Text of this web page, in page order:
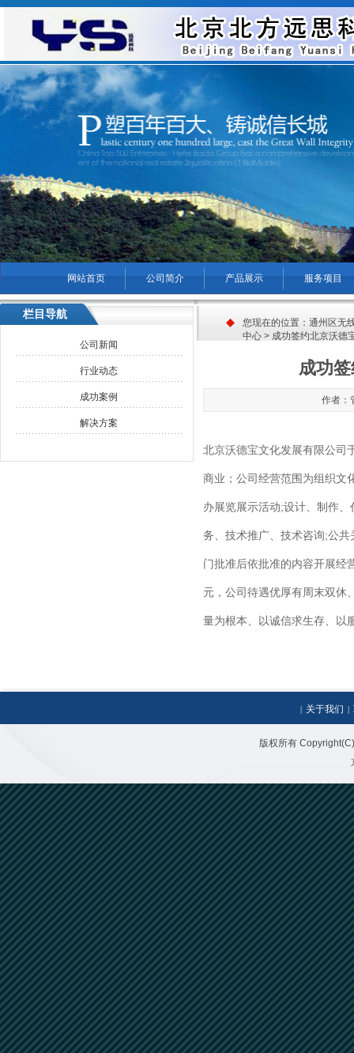
网站首页 公司简介 产品展示
服务项目
菜单名称
栏目导航
公司新闻
行业动态
成功案例
解决方案
您现在的位置： 通州区无
中心 > 成功签约北京沃德
成功
作者
北京沃德宝文化发展有限公司
商业；公司经营范围为组织文
办展览展示活动;设计、制作
务、技术推广、技术咨询;公
门批准后依批准的内容开展经
元，公司待遇优厚有周末双休
量为根本、以诚信求生存、以
| 关于我们 |
版权所有